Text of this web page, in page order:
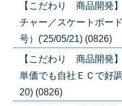
【こだわり 商品開発
チャー／スケートボー
号）('25/05/21) (0826)
【こだわり 商品開発
単価でも自社ＥＣで好
20) (0826)